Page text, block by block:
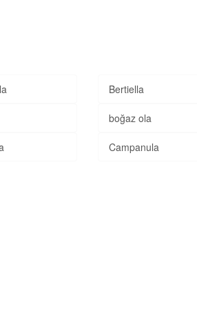
Bertiella
boğaz ola
Campanula